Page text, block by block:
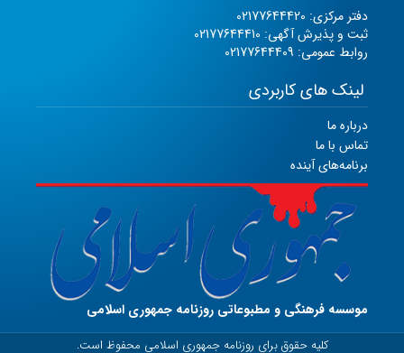
دفتر مرکزی: 02177644420
ثبت و پذیرش آگهی: 02177644410
روابط عمومی: 02177644409
لینک های کاربردی
درباره ما
تماس با ما
برنامه‌های آینده
موسسه فرهنگی و مطبوعاتی روزنامه جمهوری اسلامی
کلیه حقوق برای روزنامه جمهوری اسلامی محفوظ است.